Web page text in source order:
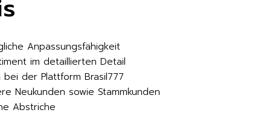
Anpassungsfähigkeit
im detaillierten Detail
der Plattform Brasil777
Neukunden sowie Stammkunden
Abstriche